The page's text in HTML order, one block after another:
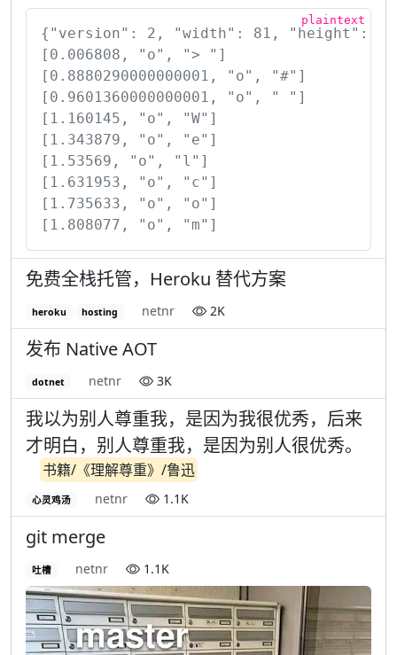
{"version": 2, "width": 81, "height":
[0.006808, "o", "> "]
[0.8880290000000001, "o", "#"]
[0.9601360000000001, "o", " "]
[1.160145, "o", "W"]
[1.343879, "o", "e"]
[1.53569, "o", "l"]
[1.631953, "o", "c"]
[1.735633, "o", "o"]
[1.808077, "o", "m"]
免费全栈托管，Heroku 替代方案
heroku hosting netnr 2K
发布 Native AOT
dotnet netnr 3K
我以为别人尊重我，是因为我很优秀，后来
才明白，别人尊重我，是因为别人很优秀。
书籍/《理解尊重》/鲁迅
心灵鸡汤 netnr 1.1K
git merge
吐槽 netnr 1.1K